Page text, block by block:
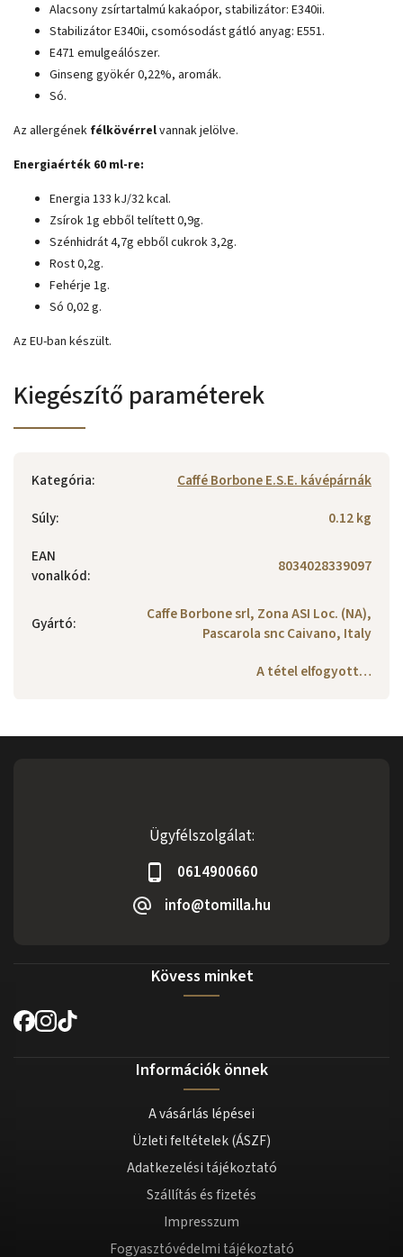
Alacsony zsírtartalmú kakaópor, stabilizátor: E340ii.
Stabilizátor E340ii, csomósodást gátló anyag: E551.
E471 emulgeálószer.
Ginseng gyökér 0,22%, aromák.
Só.
Az allergének félkövérrelvannak jelölve.
Energiaérték 60 ml-re:
Energia 133 kJ/32 kcal.
Zsírok 1g ebből telített 0,9g.
Szénhidrát 4,7g ebből cukrok 3,2g.
Rost 0,2g.
Fehérje 1g.
Só 0,02 g.
Az EU-ban készült.
Kiegészítő paraméterek
Kategória:
Caffé Borbone E.S.E. kávépárnák
Súly:
0.12 kg
EAN
vonalkód: 8034028339097
Gyártó:
Caffe Borbone srl, Zona ASI Loc. (NA),
Pascarola snc Caivano, Italy
A tétel elfogyott…
Ügyfélszolgálat:
0614900660
info@tomilla.hu
Kövess minket
Információk önnek
A vásárlás lépései
Üzleti feltételek (ÁSZF)
Adatkezelési tájékoztató
Szállítás és fizetés
Impresszum
Fogyasztóvédelmi tájékoztató